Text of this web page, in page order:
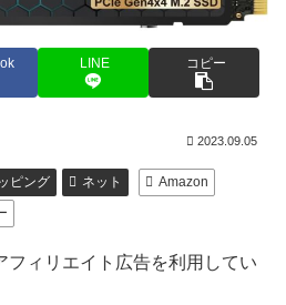
LINE コピー
2023.09.05
ピング ネット
Amazon
フィリエイト広告を利用してい